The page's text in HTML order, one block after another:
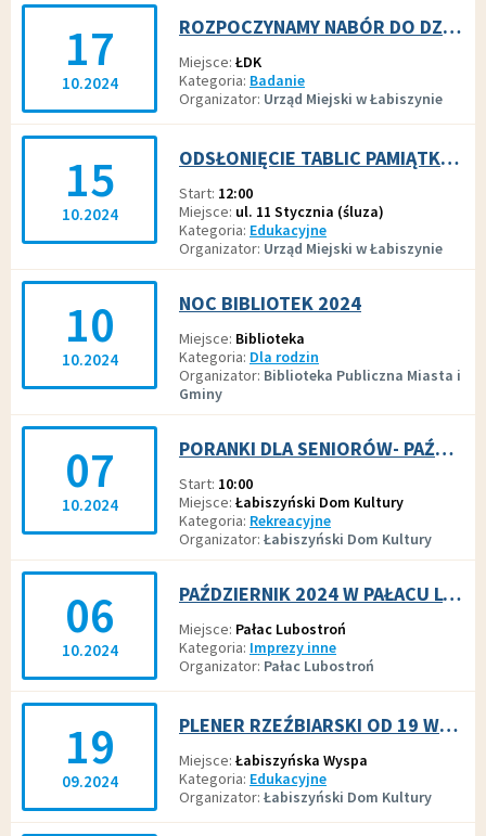
17
10.2024
ROZPOCZYNAMY NABÓR DO DZIENNEGO DOMU POMOCY W SMERZYNIE
Miejsce ŁDK
Kategoria Badanie
Organizator Urząd Miejski w Łabiszynie
15
10.2024
ODSŁONIĘCIE TABLIC PAMIĄTKOWYCH POŚWIĘCONYCH POWSTAŃCOM WIELKOPOLSKIM 1918-1919
Start 12:00
Miejsce ul. 11 Stycznia (śluza)
Kategoria Edukacyjne
Organizator Urząd Miejski w Łabiszynie
10
10.2024
NOC BIBLIOTEK 2024
Miejsce Biblioteka
Kategoria Dla rodzin
Organizator Biblioteka Publiczna Miasta i
Gminy
07
10.2024
PORANKI DLA SENIORÓW- PAŹDZIERNIK 2024
Start 10:00
Miejsce Łabiszyński Dom Kultury
Kategoria Rekreacyjne
Organizator Łabiszyński Dom Kultury
06
10.2024
PAŹDZIERNIK 2024 W PAŁACU LUBOSTROŃ
Miejsce Pałac Lubostroń
Kategoria Imprezy inne
Organizator Pałac Lubostroń
19
09.2024
PLENER RZEŹBIARSKI OD 19 WRZEŚNIA 2024R.
Miejsce Łabiszyńska Wyspa
Kategoria Edukacyjne
Organizator Łabiszyński Dom Kultury